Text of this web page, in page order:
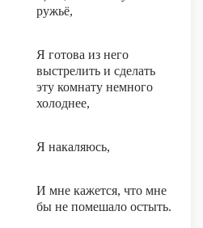
ружьё,
Я готова из него
выстрелить и сделать
эту комнату немного
холоднее,
Я накаляюсь,
И мне кажется, что мне
бы не помешало остыть.